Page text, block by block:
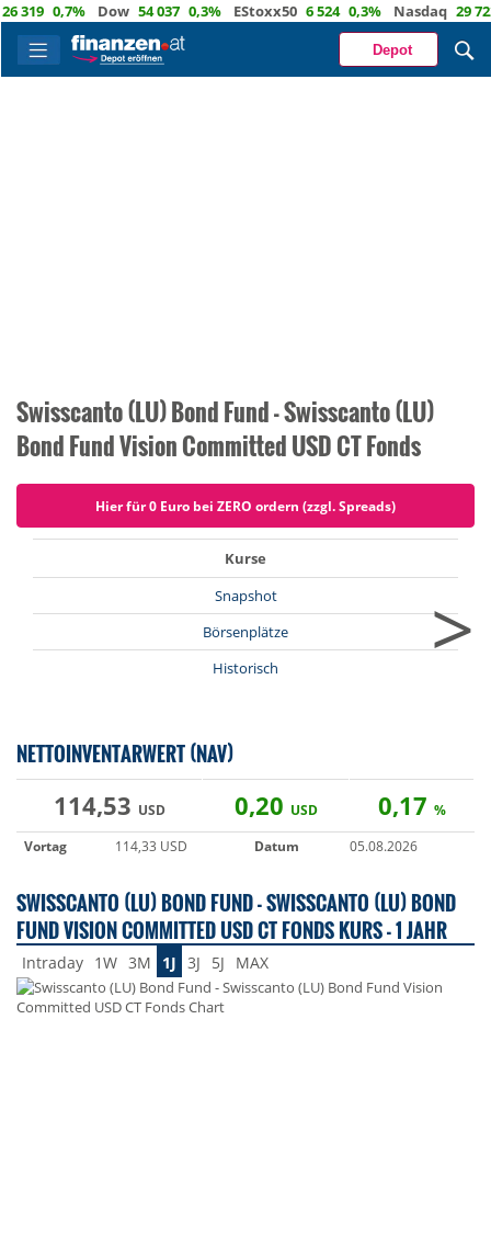
0,7% Dow 54 037 0,3% EStoxx50 6 524 0,3% Nasdaq 29 722
Depot
Swisscanto (LU) Bond Fund - Swisscanto (LU)
Bond Fund Vision Committed USD CT Fonds
Hier für 0 Euro bei ZERO ordern (zzgl. Spreads)
Kurse
Snapshot
Börsenplätze
Historisch
>
NETTOINVENTARWERT (NAV)
114,53 USD 0,20 USD 0,17 %
Vortag
114,33 USD Datum 05.08.2026
SWISSCANTO (LU) BOND FUND - SWISSCANTO (LU) BOND
FUND VISION COMMITTED USD CT FONDS KURS - 1 JAHR
Intraday 1W 3M 1J 3J 5J MAX